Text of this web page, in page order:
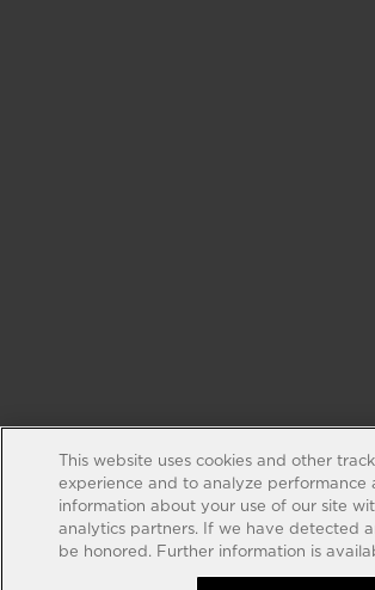
This website uses cookies and other
experience and to analyze performance
information about your use of our site
analytics partners. If we have detected
be honored. Further information is